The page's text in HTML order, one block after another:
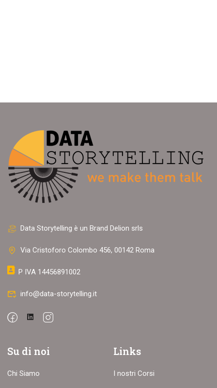
Data Storytelling è un Brand Delion srls
Via Cristoforo Colombo 456, 00142 Roma
P IVA 14456891002
info@data-storytelling.it
Su di noi
Chi Siamo
Links
I nostri Corsi